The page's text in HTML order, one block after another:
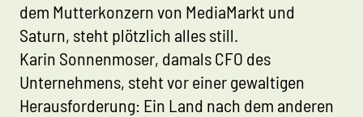
dem Mutterkonzern von MediaMarkt und
Saturn, steht plötzlich alles still.
Karin Sonnenmoser, damals CFO des
Unternehmens, steht vor einer gewaltigen
Herausforderung: Ein Land nach dem anderen